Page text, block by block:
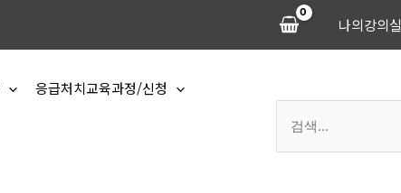
나의강의실
응급처치교육과정/신청